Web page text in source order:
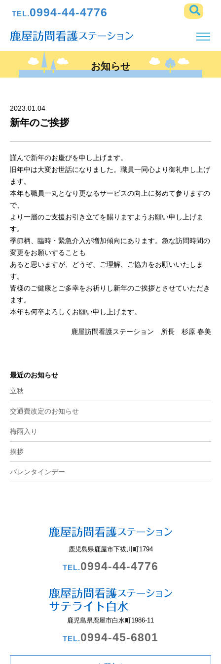
TEL.0994-44-4776
お知らせ
2023.01.04
新年のご挨拶
謹んで新年のお慶びを申し上げます。
旧年中は大変お世話になりました。職員一同心より御礼申し上げ
ます。
本年も職員一丸となり更なるサービスの向上に努めて参りますの
で、
より一層のご支援お引き立てを賜りますようお願い申し上げま
す。
季節柄、臨時・緊急介入が増加傾向にあります。急な訪問時間の
変更をお願いすることも
あると思いますが、どうぞ、ご理解、ご協力をお願いいたしま
す。
皆様のご健康とご多幸をお祈りし新年のご挨拶とさせていただき
ます。
本年も何卒よろしくお願い申し上げます。
鹿屋訪問看護ステーション 所長 杉原 春美
最近のお知らせ
立秋
交通費改定のお知らせ
梅雨入り
挨拶
バレンタインデー
鹿児島県鹿屋市下祓川町1794
TEL.0994-44-4776
鹿児島県鹿屋市白水町1986-11
TEL.0994-45-6801